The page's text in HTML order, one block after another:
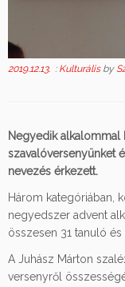
2019.12.13. : Kulturális by
Negyedik alkalommal
szavalóversenyünket
nevezés érkezett.
Három kategóriában,
negyedszer advent
összesen 31 tanuló
A Juhász Márton
versenyről